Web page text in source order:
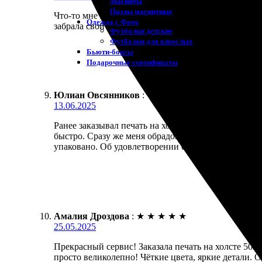
Пазлы магнитные
Одежда с Фото
Футболки детские
Футболки для взрослых
Бьюти-боксы
Подарочные сертификаты
Что-то мне подсказало заказать печать на холсте.
забрала свой заказ, который был сделан
Юлиан Овсянников :
13.06.2025
Ранее заказывал печать на холсте. Процесс
быстро. Сразу же меня обрадовало качество
упаковано. Об удовлетворении от результата
Амалия Дроздова : ★ ★ ★ ★ ★
25.05.2025
Прекрасный сервис! Заказала печать на холсте
просто великолепно! Чёткие цвета, яркие детали.